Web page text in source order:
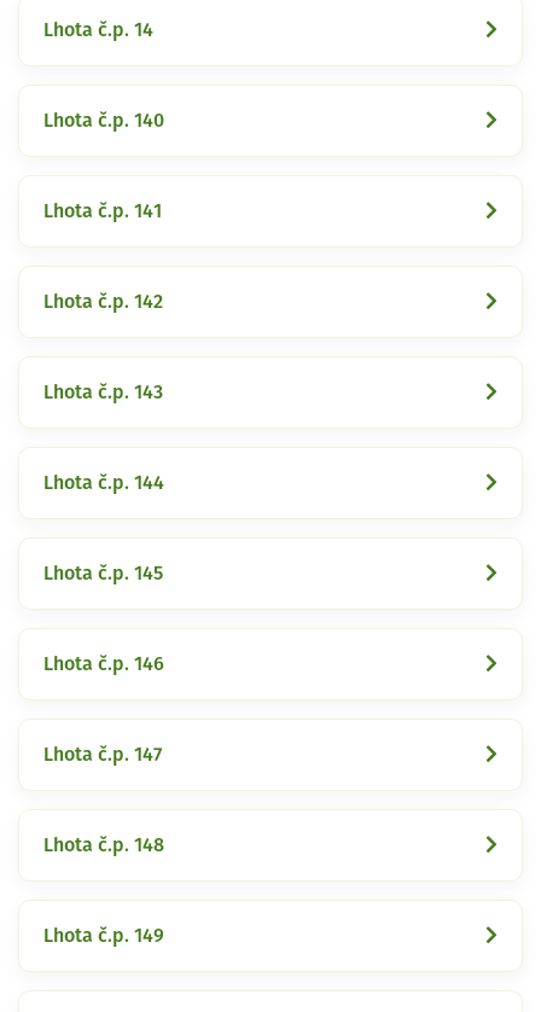
Lhota č.p. 14
Lhota č.p. 140
Lhota č.p. 141
Lhota č.p. 142
Lhota č.p. 143
Lhota č.p. 144
Lhota č.p. 145
Lhota č.p. 146
Lhota č.p. 147
Lhota č.p. 148
Lhota č.p. 149